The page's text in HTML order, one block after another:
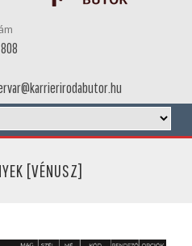
[VÉNUSZ]